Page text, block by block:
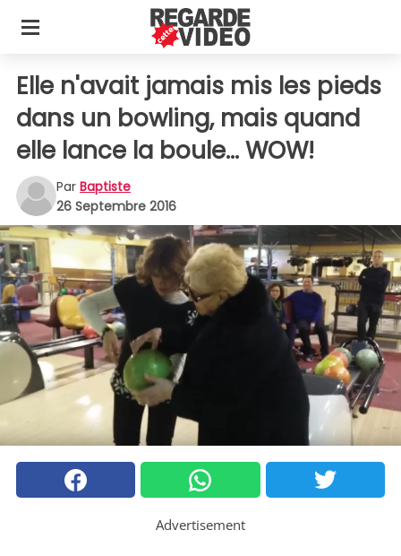
Elle n'avait jamais mis les pieds
dans un bowling, mais quand
elle lance la boule... WOW!
Par Baptiste
26 Septembre 2016
Advertisement